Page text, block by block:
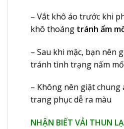
– Vắt khô áo trước khi
khô thoáng tránh ẩm
– Sau khi mặc, bạn nên
tránh tình trạng nấm
– Không nên giặt chung
trang phục dễ ra màu
NHẬN BIẾT VẢI THUN